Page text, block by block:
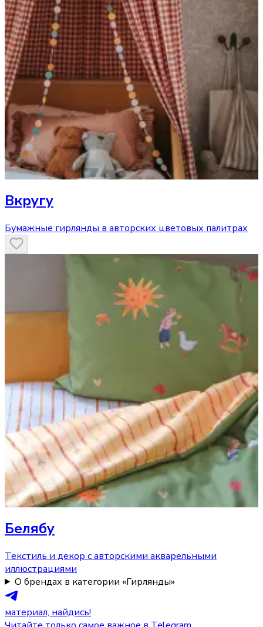
Вкругу
Бумажные гирлянды в авторских цветовых палитрах
Белябу
Текстиль и декор с авторскими акварельными
иллюстрациями
О брендах в категории «Гирлянды»
материал, найдись!